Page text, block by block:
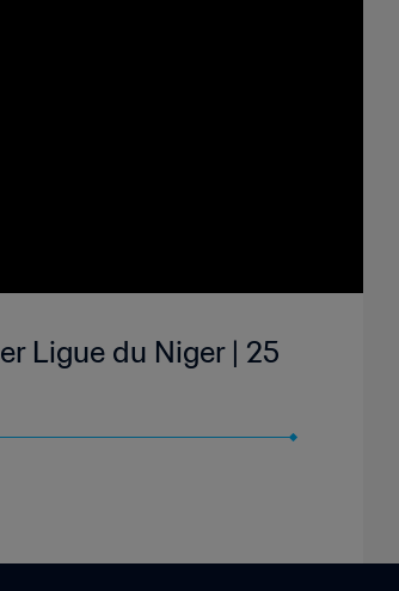
Ligue du Niger | 25